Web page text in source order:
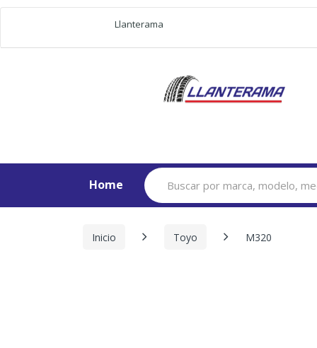
Llanterama
Home
Search
for:
Inicio Toyo M320